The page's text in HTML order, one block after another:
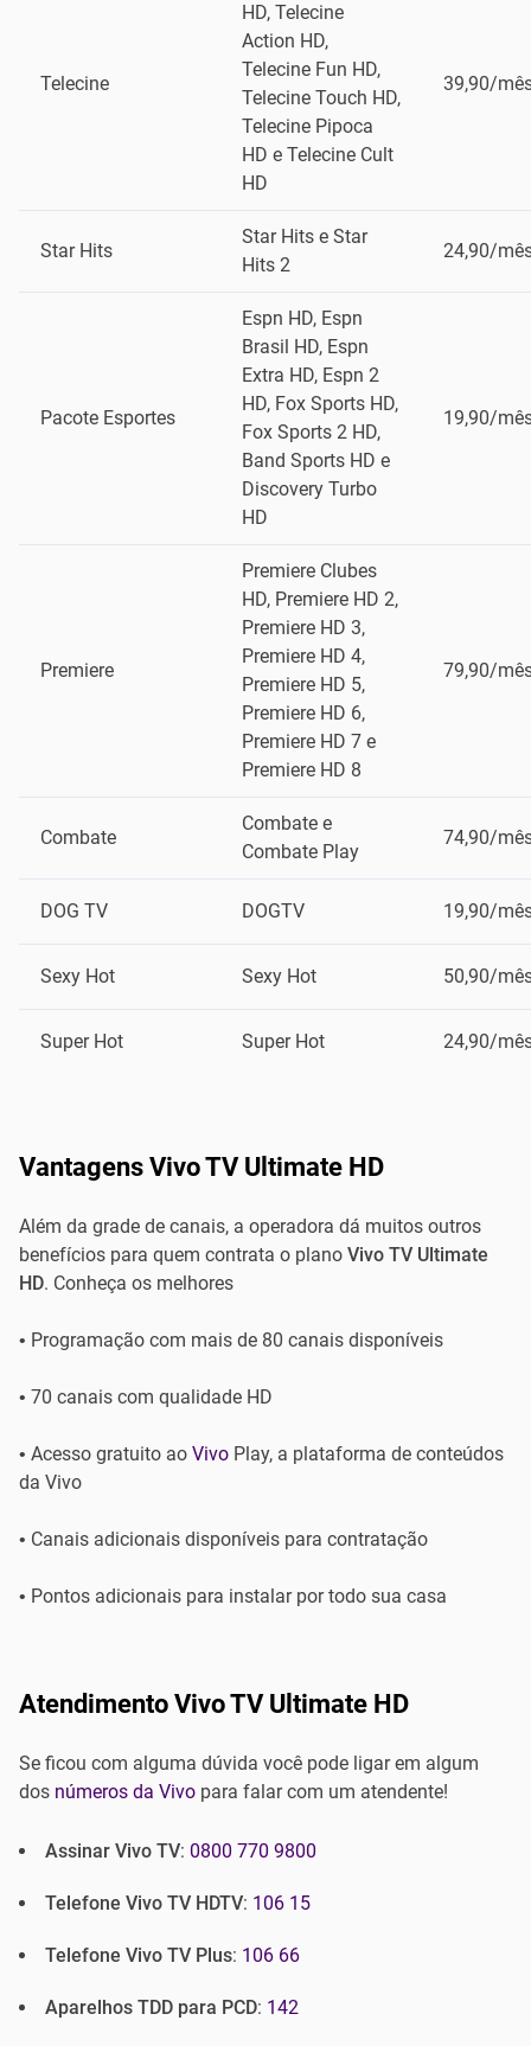
Telecine
HD, Telecine
Action HD,
Telecine Fun HD,
Telecine Touch HD,
Telecine Pipoca
HD e Telecine Cult
HD
39,90/
Star Hits
Star Hits e Star
Hits 2
24,90/
Pacote Esportes
Espn HD, Espn
Brasil HD, Espn
Extra HD, Espn 2
HD, Fox Sports HD,
Fox Sports 2 HD,
Band Sports HD e
Discovery Turbo
HD
19,90/
Premiere
Premiere Clubes
HD, Premiere HD 2,
Premiere HD 3,
Premiere HD 4,
Premiere HD 5,
Premiere HD 6,
Premiere HD 7 e
Premiere HD 8
79,90/
Combate
Combate e
Combate Play
74,90/
DOG TV DOGTV 19,90/
Sexy Hot Sexy Hot 50,90/
Super Hot Super Hot 24,90/
Vantagens Vivo TV Ultimate HD
Além da grade de canais, a operadora dá muitos outros
benefícios para quem contrata o plano Vivo TV Ultimate
HD. Conheça os melhores
• Programação com mais de 80 canais disponíveis
• 70 canais com qualidade HD
• Acesso gratuito ao Vivo Play, a plataforma de conteúdos
da Vivo
• Canais adicionais disponíveis para contratação
• Pontos adicionais para instalar por todo sua casa
Atendimento Vivo TV Ultimate HD
Se ficou com alguma dúvida você pode ligar em algum
dos números da Vivo para falar com um atendente!
Assinar Vivo TV: 0800 770 9800
Telefone Vivo TV HDTV: 106 15
Telefone Vivo TV Plus: 106 66
Aparelhos TDD para PCD: 142